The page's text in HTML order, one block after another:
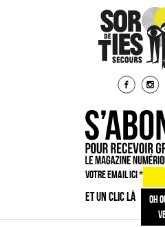
VOTRE EMAIL ICI*
ET UN CLIC LÀ